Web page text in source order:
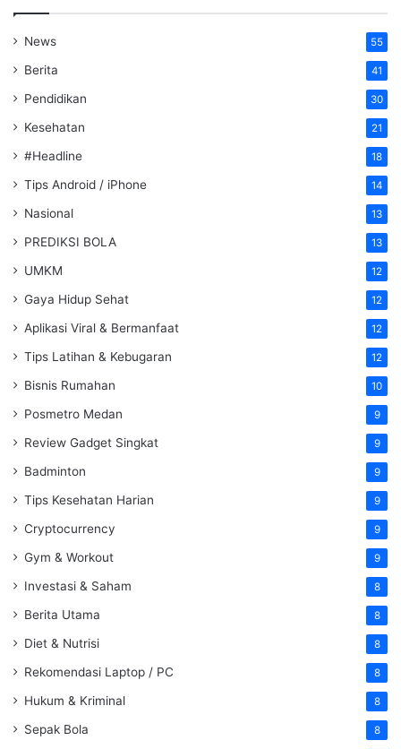
News 55
Berita 41
Pendidikan 30
Kesehatan 21
#Headline 18
Tips Android / iPhone 14
Nasional 13
PREDIKSI BOLA 13
UMKM 12
Gaya Hidup Sehat 12
Aplikasi Viral & Bermanfaat 12
Tips Latihan & Kebugaran 12
Bisnis Rumahan 10
Posmetro Medan 9
Review Gadget Singkat 9
Badminton 9
Tips Kesehatan Harian 9
Cryptocurrency 9
Gym & Workout 9
Investasi & Saham 8
Berita Utama 8
Diet & Nutrisi 8
Rekomendasi Laptop / PC 8
Hukum & Kriminal 8
Sepak Bola 8